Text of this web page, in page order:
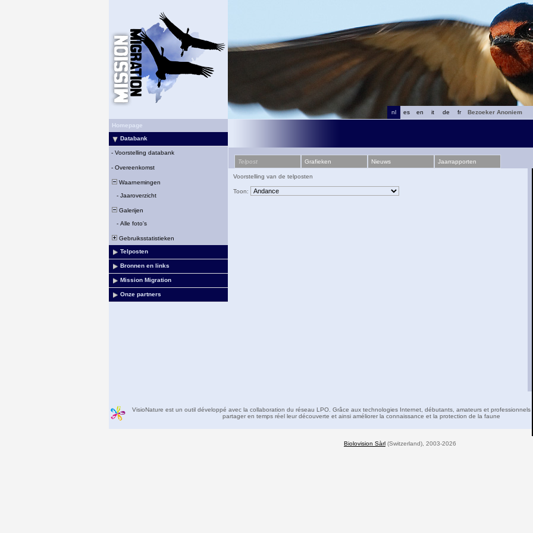
fr
de
it
en
es
nl
Bezoeker Anoniem
Homepage
Databank
- Voorstelling databank
- Overeenkomst
Waarnemingen
- Jaaroverzicht
Galerijen
- Alle foto's
Gebruiksstatistieken
Telposten
Bronnen en links
Mission Migration
Onze partners
Telpost Grafieken Nieuws Jaarrapporten
Voorstelling van de telposten
Toon:
VisioNature est un outil développé avec la collaboration du réseau LPO. Grâce aux technologies Internet, débutants, amateurs et professionnels
partager en temps réel leur découverte et ainsi améliorer la connaissance et la protection de la faune
Biolovision Sàrl (Switzerland), 2003-2026